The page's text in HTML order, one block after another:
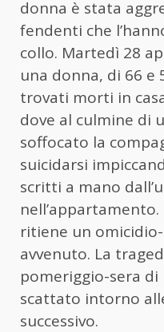
donna è stata
fendenti che
collo. Martedì 28
una donna, di 66 e
trovati morti in
dove al culmine di
soffocato la
suicidarsi
scritti a mano
ritiene un
avvenuto. La
pomeriggio-sera di
scattato intorno
successivo.